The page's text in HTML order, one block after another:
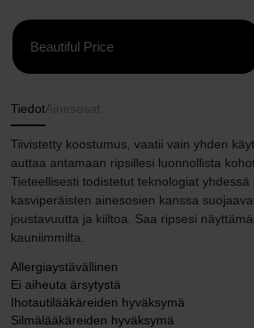
Beautiful Price
TiedotAinesosat
Tiivistetty koostumus, vaatii vain yhden
auttaa antamaan ripsillesi luonnollista
Tieteellisesti todistetut teknologiat yhdessä
kasviperäisten ainesosien kanssa
joustavuutta ja kiiltoa. Saa ripsesi
kauniimmilta.
Allergiaystävällinen
Ei aiheuta ärsytystä
Ihotautilääkäreiden hyväksymä
Silmälääkäreiden hyväksymä